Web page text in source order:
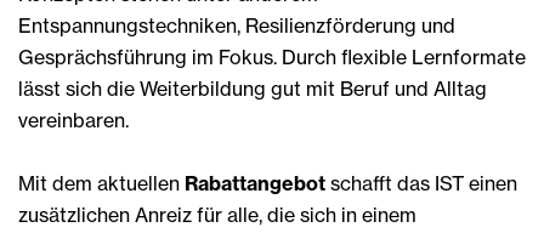
Entspannungstechniken, Resilienzförderung und
Gesprächsführung im Fokus. Durch flexible Lernformate
lässt sich die Weiterbildung gut mit Beruf und Alltag
vereinbaren.
Mit dem aktuellen Rabattangebot schafft das IST einen
zusätzlichen Anreiz für alle, die sich in einem